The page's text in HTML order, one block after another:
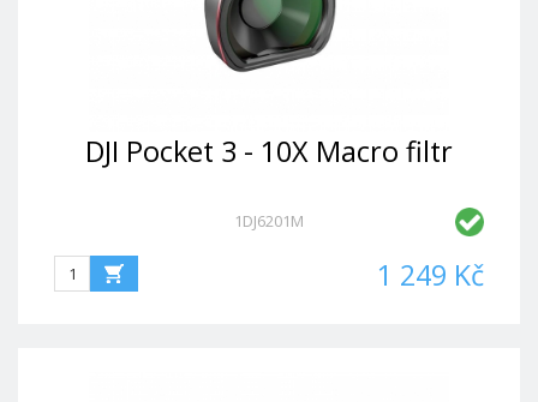
DJI Pocket 3 - 10X Macro filtr
1DJ6201M
1 249 Kč